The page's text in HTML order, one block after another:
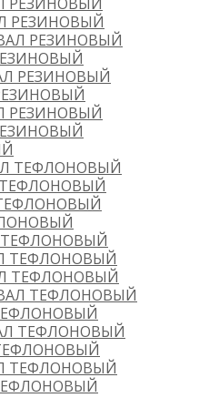
РЕЗИНОВЫЙ
ВАЛ РЕЗИНОВЫЙ
РЕЗИНОВЫЙ
РЕЗИНОВЫЙ
ТЕФЛОНОВЫЙ
ТЕФЛОНОВЫЙ
ТЕФЛОНОВЫЙ
ТЕФЛОНОВЫЙ
ТЕФЛОНОВЫЙ
ТЕФЛОНОВЫЙ
ВАЛ ТЕФЛОНОВЫЙ
ТЕФЛОНОВЫЙ
ТЕФЛОНОВЫЙ